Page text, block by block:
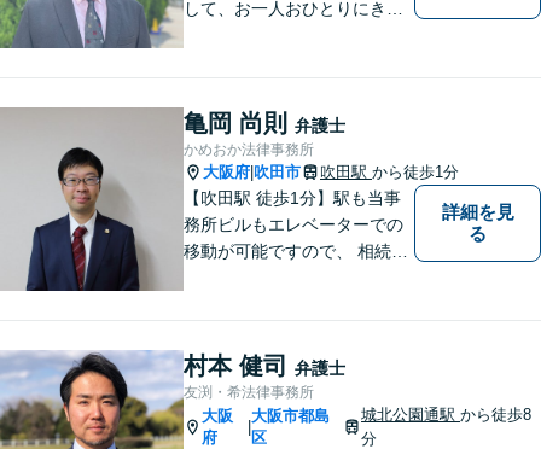
して、お一人おひとりにきめ
ごとに対応！まずは無料相談
にお越しください。【完全個
室対応】
亀岡 尚則 弁護士
かめおか法律事務所
大阪府 吹田市 吹田駅 から徒歩1分
【吹田駅 徒歩1分】駅も当事
務所ビルもエレベーターでの
移動が可能ですので、 相続の
あれば出張相談にも応じてお
りますのでお気軽にご相談く
ださい。
詳細を見
る
村本 健司 弁護士
友渕・希法律事務所
大阪
府
|
大阪市都島
区
城北公園通駅から徒歩8
分